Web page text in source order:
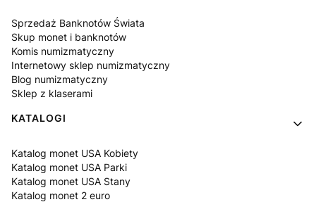
Sprzedaż Banknotów Świata
Skup monet i banknotów
Komis numizmatyczny
Internetowy sklep numizmatyczny
Blog numizmatyczny
Sklep z klaserami
KATALOGI
Katalog monet USA Kobiety
Katalog monet USA Parki
Katalog monet USA Stany
Katalog monet 2 euro